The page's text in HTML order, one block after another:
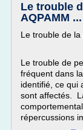
Le trouble
AQPAMM ...
Le trouble de
Le trouble de
fréquent dans
identifié, ce qui
sont affectés.
répercussions